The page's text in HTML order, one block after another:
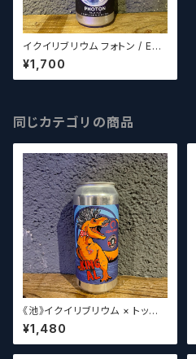
イクイリブリウム フォトン / Equ
ilibrium Photon【クラフトビー
ル】
¥1,700
同じカテゴリの商品
《池》イクイリブリウム × トップリ
ングゴライアス / Equilibrium
× Toppling Golitath King A
L 【クラフトビール】
¥1,480